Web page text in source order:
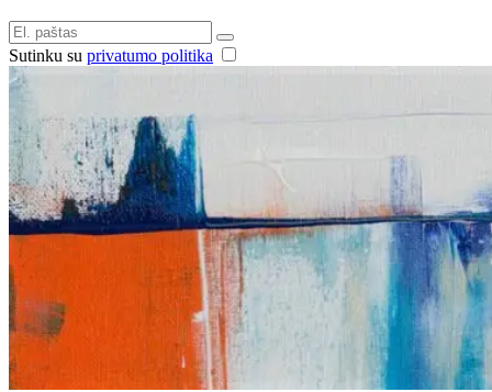
Sutinku su privatumo politika